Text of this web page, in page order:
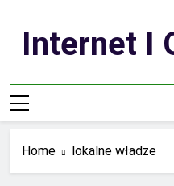
contentInternet I
Home lokalne władze